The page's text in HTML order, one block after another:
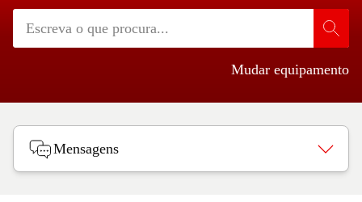
Mudar equipamento
Mensagens